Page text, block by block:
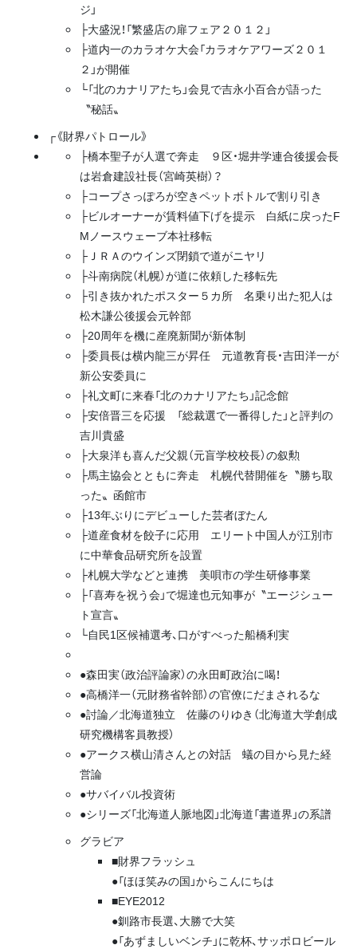
ジ」
├大盛況！「繁盛店の扉フェア２０１２」
├道内一のカラオケ大会「カラオケアワーズ２０１
２」が開催
└「北のカナリアたち」会見で吉永小百合が語った
〝秘話〟
┌《財界パトロール》
├橋本聖子が人選で奔走 ９区・堀井学連合後援会長
は岩倉建設社長（宮崎英樹）？
├コープさっぽろが空きペットボトルで割り引き
├ビルオーナーが賃料値下げを提示 白紙に戻ったF
Mノースウェーブ本社移転
├ＪＲＡのウインズ閉鎖で道がニヤリ
├斗南病院（札幌）が道に依頼した移転先
├引き抜かれたポスター５カ所 名乗り出た犯人は
松木謙公後援会元幹部
├20周年を機に産廃新聞が新体制
├委員長は横内龍三が昇任 元道教育長・吉田洋一が
新公安委員に
├礼文町に来春「北のカナリアたち」記念館
├安倍晋三を応援 「総裁選で一番得した」と評判の
吉川貴盛
├大泉洋も喜んだ父親（元盲学校校長）の叙勲
├馬主協会とともに奔走 札幌代替開催を〝勝ち取
った〟函館市
├13年ぶりにデビューした芸者ぼたん
├道産食材を餃子に応用 エリート中国人が江別市
に中華食品研究所を設置
├札幌大学などと連携 美唄市の学生研修事業
├「喜寿を祝う会」で堀達也元知事が〝エージシュー
ト宣言〟
└自民1区候補選考、口がすべった船橋利実
●森田実（政治評論家）の永田町政治に喝！
●高橋洋一（元財務省幹部）の官僚にだまされるな
●討論／北海道独立 佐藤のりゆき（北海道大学創成
研究機構客員教授）
●アークス横山清さんとの対話 蟻の目から見た経
営論
●サバイバル投資術
●シリーズ「北海道人脈地図」北海道「書道界」の系譜
グラビア
■財界フラッシュ
●「ほほ笑みの国」からこんにちは
■EYE2012
●釧路市長選、大勝で大笑
●「あずましいベンチ」に乾杯、サッポロビール